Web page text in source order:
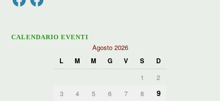
CALENDARIO EVENTI
Agosto 2026
L
M M G V S
D
1
2
3
4 5 6 7 8 9